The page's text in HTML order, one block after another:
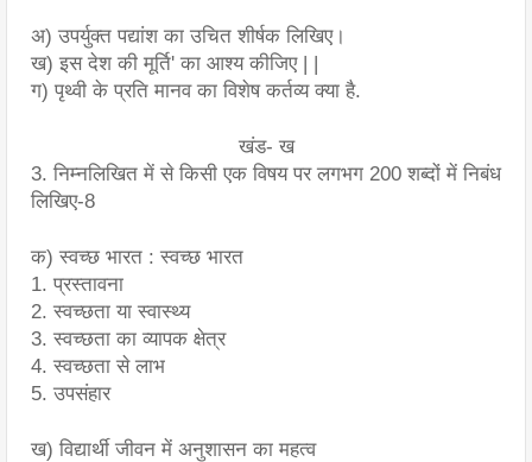
अ) उपर्युक्त पद्यांश का उचित शीर्षक लिखिए।
ख) इस देश की मूर्ति' का आश्य कीजिए | |
ग) पृथ्वी के प्रति मानव का विशेष कर्तव्य क्या है.
खंड- ख
3. निम्नलिखित में से किसी एक विषय पर लगभग 200 शब्दों में निबंध
लिखिए-8
क) स्वच्छ भारत : स्वच्छ भारत
1. प्रस्तावना
2. स्वच्छता या स्वास्थ्य
3. स्वच्छता का व्यापक क्षेत्र
4. स्वच्छता से लाभ
5. उपसंहार
ख) विद्यार्थी जीवन में अनुशासन का महत्व